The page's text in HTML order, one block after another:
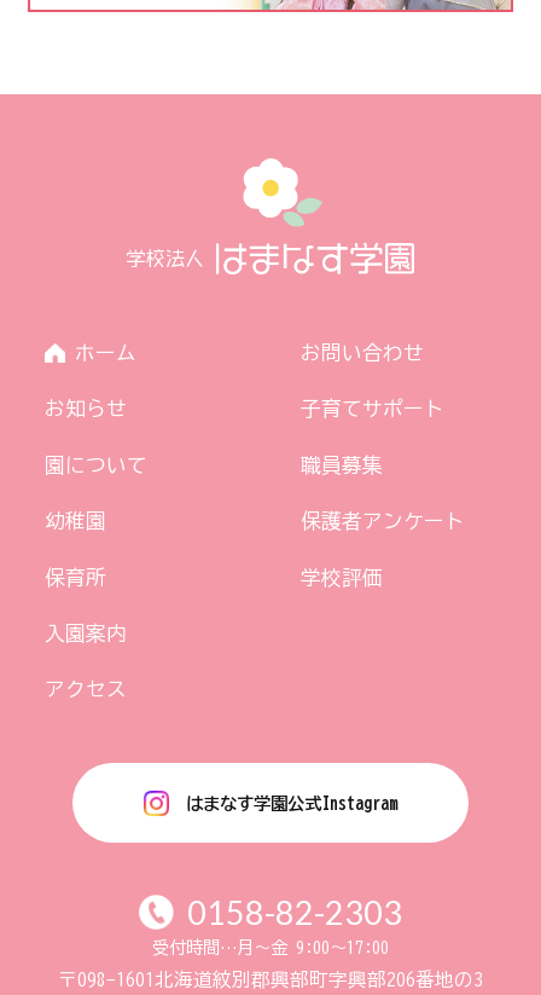
ホーム
お知らせ
園について
幼稚園
保育所
入園案内
アクセス
お問い合わせ
子育てサポート
職員募集
保護者アンケート
学校評価
はまなす学園公式Instagram
0158-82-2303
受付時間…月〜金 9:00〜17:00
〒098-1601 北海道紋別郡興部町字興部206番地の3